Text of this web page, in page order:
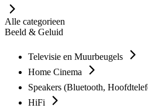
Alle categorieen
Beeld & Geluid
Televisie en Muurbeugels
Home Cinema
Speakers (Bluetooth,
HiFi